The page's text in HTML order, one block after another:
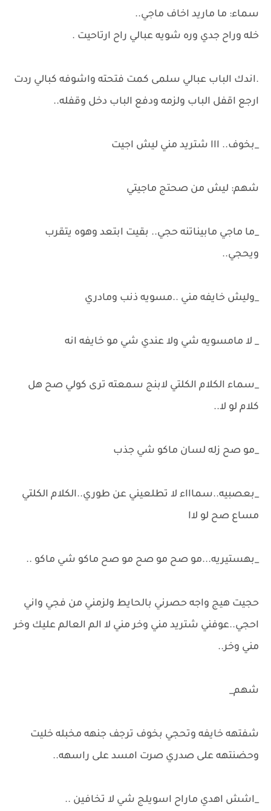
سماء: ما ماريد اخاف ماجي..
خله وراح جدي وره شويه عبالي راح ارتاحيت .
.اندك الباب عبالي سلمى كمت فتحته واشوفه كبالي ردت
ارجع اقفل الباب ولزمه ودفع الباب دخل وقفله..
_بخوف.. ااا شتريد مني ليش اجيت
شهم: ليش من صحتج ماجيتي
_ما ماجي مابيناتنه حجي.. بقيت ابتعد وهوه يتقرب
ويحجي..
_وليش خايفه مني ..مسويه ذنب ومادري
_ لا مامسويه شي ولا عندي شي مو خايفه انه
_سماء الكلام الكلتي لابنج سمعته ترى كولي صح هل
كلام لو لا..
_مو صح زله لسان ماكو شي جذب
_بعصبيه..سماااء لا تطلعيني عن طوري..الكلام الكلتي
مساع صح لو لاا
_بهستيريه...مو صح مو صح مو صح ماكو شي ماكو ..
حجيت هيج واجه حصرني بالحايط ولزمني من فجي واني
احجي..عوفني شتريد مني وخر مني لا الم العالم عليك وخر
مني وخر..
شهم_
شفتهه خايفه وتحجي بخوف ترجف جنهه مخبله خليت
وحضنتهه على صدري صرت امسد على راسهه..
_اشش اهدي ماراح اسويلج شي لا تخافين ..